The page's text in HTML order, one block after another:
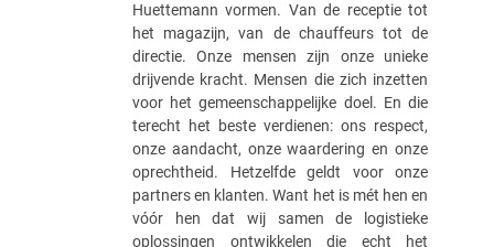
Huettemann vormen. Van de receptie tot
het magazijn, van de chauffeurs tot de
directie. Onze mensen zijn onze unieke
drijvende kracht. Mensen die zich inzetten
voor het gemeenschappelijke doel. En die
terecht het beste verdienen: ons respect,
onze aandacht, onze waardering en onze
oprechtheid. Hetzelfde geldt voor onze
partners en klanten. Want het is mét hen en
vóór hen dat wij samen de logistieke
oplossingen ontwikkelen die echt het